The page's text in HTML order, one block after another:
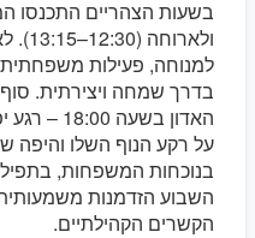
בשעות הצהריים התכנסו
בדרך שמחה ויצירתית.
האדון בשעה 18:00 – רגע יפהפה של הודיה ואחדות.
על רקע הנוף השלו והיפה
בנוכחות המשפחות,
השבוע הזדמנות
הקשרים הקהילתיים.